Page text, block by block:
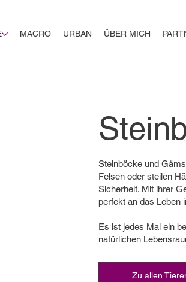
MACRO URBAN ÜBER MICH
Steinböcke und
Felsen oder steilen
Sicherheit. Mit ihrer
perfekt an das Leben
Es ist jedes Mal ein
natürlichen
Zu allen